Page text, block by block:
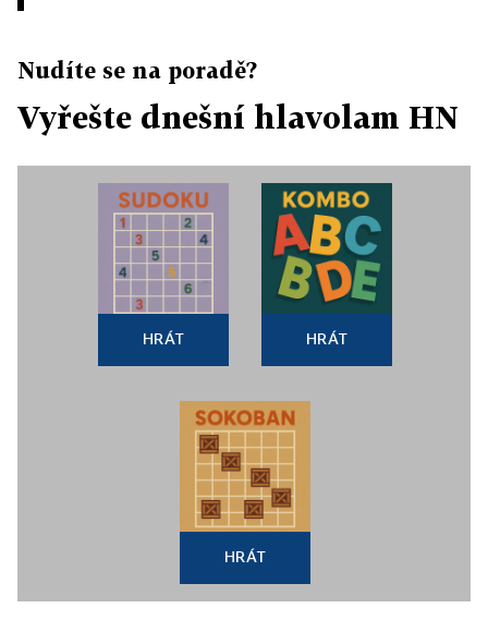
Nudíte se na poradě?
Vyřešte dnešní hlavolam HN
HRÁT HRÁT
HRÁT